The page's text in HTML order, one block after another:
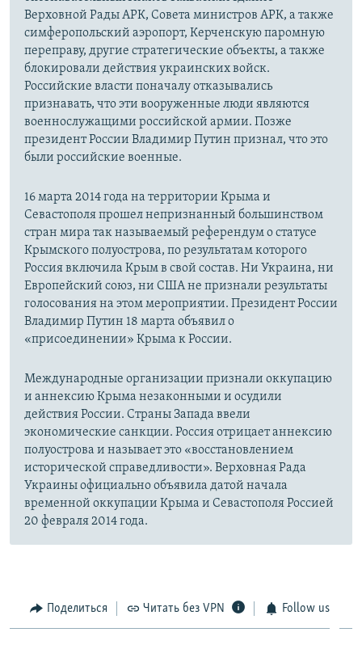
Верховной Рады АРК, Совета министров АРК, а также
симферопольский аэропорт, Керченскую паромную
переправу, другие стратегические объекты, а также
блокировали действия украинских войск.
Российские власти поначалу отказывались
признавать, что эти вооруженные люди являются
военнослужащими российской армии. Позже
президент России Владимир Путин признал, что это
были российские военные.
16 марта 2014 года на территории Крыма и
Севастополя прошел непризнанный большинством
стран мира так называемый референдум о статусе
Крымского полуострова, по результатам которого
Россия включила Крым в свой состав. Ни Украина, ни
Европейский союз, ни США не признали результаты
голосования на этом мероприятии. Президент России
Владимир Путин 18 марта объявил о
«присоединении» Крыма к России.
Международные организации признали оккупацию
и аннексию Крыма незаконными и осудили
действия России. Страны Запада ввели
экономические санкции. Россия отрицает аннексию
полуострова и называет это «восстановлением
исторической справедливости». Верховная Рада
Украины официально объявила датой начала
временной оккупации Крыма и Севастополя Россией
20 февраля 2014 года.
Поделиться Читать без VPN Follow us